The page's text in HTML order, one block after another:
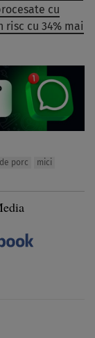
cu
cu 34% mai
porc mici